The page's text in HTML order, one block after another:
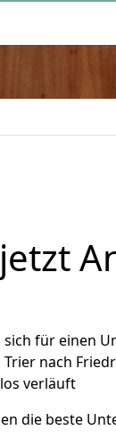
für einen
nach
verläuft
die beste